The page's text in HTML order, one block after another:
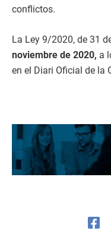
conflictos.
La Ley 9/2020, de 31
noviembre de 2020, a
en el Diari Oficial de la